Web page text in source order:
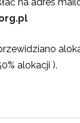
alokacji ).